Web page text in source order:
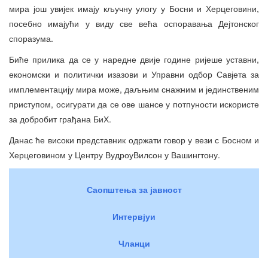
мира још увијек имају кључну улогу у Босни и Херцеговини,
посебно имајући у виду све већа оспоравања Дејтонског
споразума.
Биће прилика да се у наредне двије године ријеше уставни,
економски и политички изазови и Управни одбор Савјета за
имплементацију мира може, даљњим снажним и јединственим
приступом, осигурати да се ове шансе у потпуности искористе
за добробит грађана БиХ.
Данас ће високи представник одржати говор у вези с Босном и
Херцеговином у Центру ВудроуВилсон у Вашингтону.
Саопштења за јавност
Интервјуи
Чланци